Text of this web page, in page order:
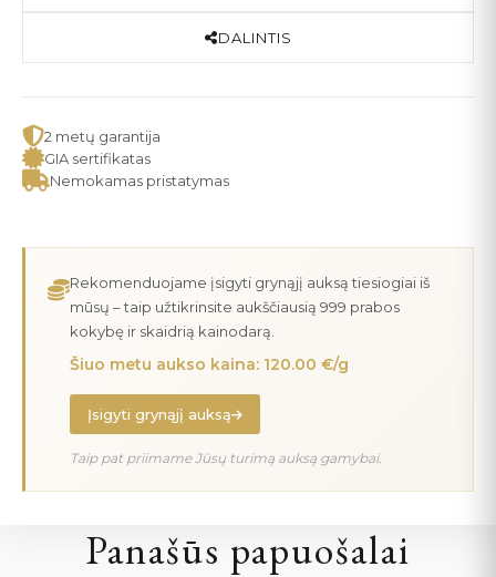
DALINTIS
2 metų garantija
GIA sertifikatas
Nemokamas pristatymas
Rekomenduojame įsigyti grynąjį auksą tiesiogiai iš
mūsų – taip užtikrinsite aukščiausią 999 prabos
kokybę ir skaidrią kainodarą.
Šiuo metu aukso kaina: 120.00 €/g
Įsigyti grynąjį auksą
Taip pat priimame Jūsų turimą auksą gamybai.
Panašūs papuošalai